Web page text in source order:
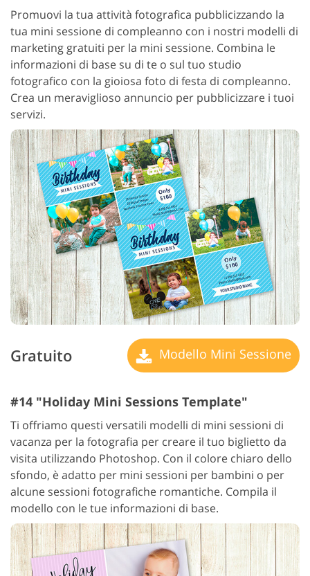
Promuovi la tua attività fotografica pubblicizzando la
tua mini sessione di compleanno con i nostri modelli di
marketing gratuiti per la mini sessione. Combina le
informazioni di base su di te o sul tuo studio
fotografico con la gioiosa foto di festa di compleanno.
Crea un meraviglioso annuncio per pubblicizzare i tuoi
servizi.
Gratuito Modello Mini Sessione
#14 "Holiday Mini Sessions Template"
Ti offriamo questi versatili modelli di mini sessioni di
vacanza per la fotografia per creare il tuo biglietto da
visita utilizzando Photoshop. Con il colore chiaro dello
sfondo, è adatto per mini sessioni per bambini o per
alcune sessioni fotografiche romantiche. Compila il
modello con le tue informazioni di base.